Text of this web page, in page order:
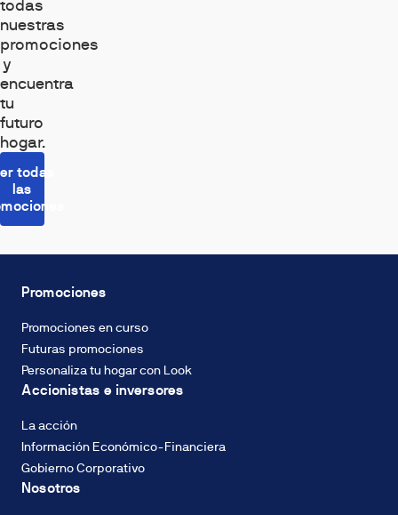
hasta
un
70%
respecto
de
otros
sistemas
de
calefacción
eléctrica
un
70%
de
70%
todas
nuestras
promociones
y
encuentra
tu
futuro
hogar.
todas
las
Promociones
Promociones en curso
Futuras promociones
Personaliza tu hogar con Look
Accionistas e inversores
La acción
Información Económico-Financiera
Gobierno Corporativo
Nosotros